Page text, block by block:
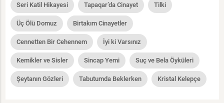
Seri Katil Hikayesi Tapaqar’da Cinayet Tilki
Üç Ölü Domuz Birtakım Cinayetler
Cennetten Bir Cehennem İyi ki Varsınız
Kemikler ve Sisler Sincap Yemi Suç ve Bela Öyküleri
Şeytanın Gözleri Tabutumda Beklerken Kristal Kelepçe